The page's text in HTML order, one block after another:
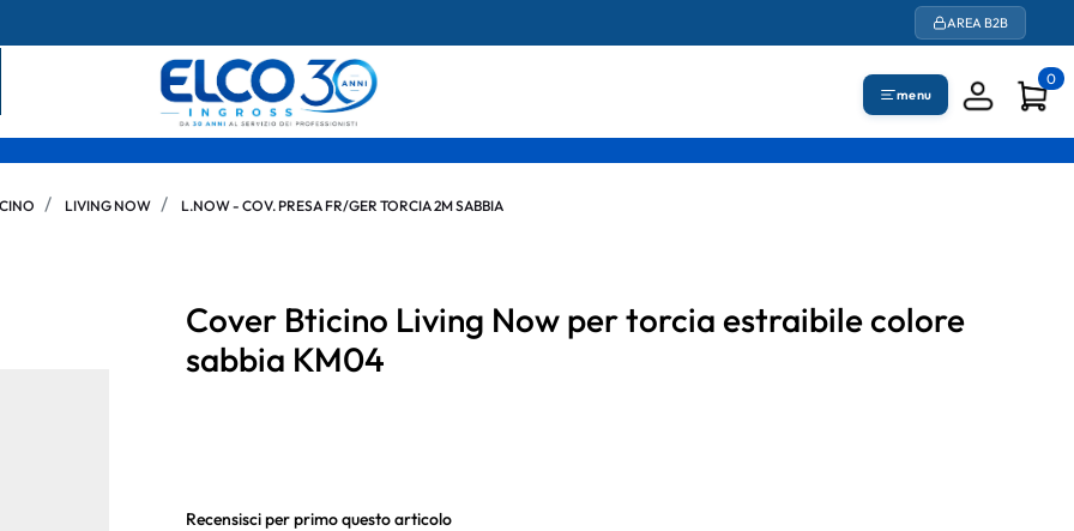
AREA B2B
menu
0
LIVING NOW L.NOW - COV. PRESA FR/GER TORCIA 2M SABBIA
Cover Bticino Living Now per torcia estraibile colore
sabbia KM04
Recensisci per primo questo articolo